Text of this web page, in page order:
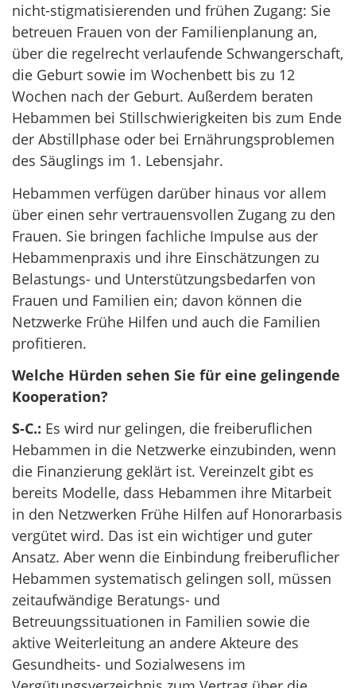
nicht-stigmatisierenden und frühen Zugang: Sie
betreuen Frauen von der Familienplanung an,
über die regelrecht verlaufende Schwangerschaft,
die Geburt sowie im Wochenbett bis zu 12
Wochen nach der Geburt. Außerdem beraten
Hebammen bei Stillschwierigkeiten bis zum Ende
der Abstillphase oder bei Ernährungsproblemen
des Säuglings im 1. Lebensjahr.
Hebammen verfügen darüber hinaus vor allem
über einen sehr vertrauensvollen Zugang zu den
Frauen. Sie bringen fachliche Impulse aus der
Hebammenpraxis und ihre Einschätzungen zu
Belastungs- und Unterstützungsbedarfen von
Frauen und Familien ein; davon können die
Netzwerke Frühe Hilfen und auch die Familien
profitieren.
Welche Hürden sehen Sie für eine gelingende
Kooperation?
S-C.: Es wird nur gelingen, die freiberuflichen
Hebammen in die Netzwerke einzubinden, wenn
die Finanzierung geklärt ist. Vereinzelt gibt es
bereits Modelle, dass Hebammen ihre Mitarbeit
in den Netzwerken Frühe Hilfen auf Honorarbasis
vergütet wird. Das ist ein wichtiger und guter
Ansatz. Aber wenn die Einbindung freiberuflicher
Hebammen systematisch gelingen soll, müssen
zeitaufwändige Beratungs- und
Betreuungssituationen in Familien sowie die
aktive Weiterleitung an andere Akteure des
Gesundheits- und Sozialwesens im